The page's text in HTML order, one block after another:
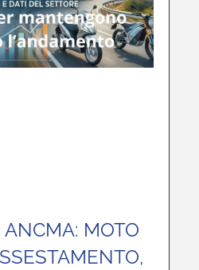
ANCMA: MOTO